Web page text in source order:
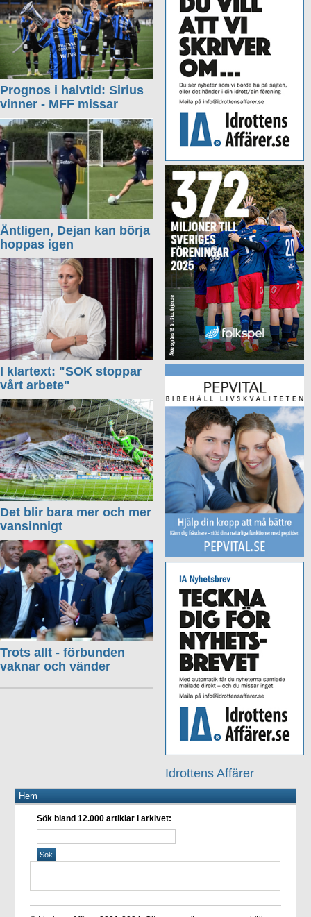
Idrottens Affärer
Prognos i halvtid: Sirius
vinner - MFF missar
Äntligen, Dejan kan börja
hoppas igen
I klartext: "SOK stoppar
vårt arbete"
Det blir bara mer och mer
vansinnigt
Trots allt - förbunden
vaknar och vänder
Hem
Sök bland 12.000 artiklar i arkivet: